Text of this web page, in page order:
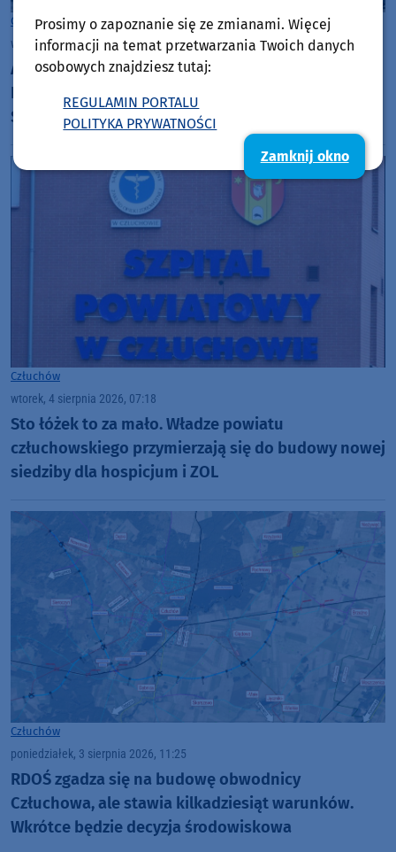
Gmina Czarne
wtorek, 4 sierpnia 2026, 10:06
Audytorzy pozytywnie oceniają likwidację Szkoły
Podstawowej w Krzemieniewie, w gminie Czarne.
Są też wnioski dla szkół w Wyczechach i Czarnem
Człuchów
wtorek, 4 sierpnia 2026, 07:18
Sto łóżek to za mało. Władze powiatu
człuchowskiego przymierzają się do budowy nowej
siedziby dla hospicjum i ZOL
Człuchów
poniedziałek, 3 sierpnia 2026, 11:25
RDOŚ zgadza się na budowę obwodnicy
Człuchowa, ale stawia kilkadziesiąt warunków.
Wkrótce będzie decyzja środowiskowa
Prosimy o zapoznanie się ze zmianami. Więcej
informacji na temat przetwarzania Twoich danych
osobowych znajdziesz tutaj:
REGULAMIN PORTALU
POLITYKA PRYWATNOŚCI
Zamknij okno